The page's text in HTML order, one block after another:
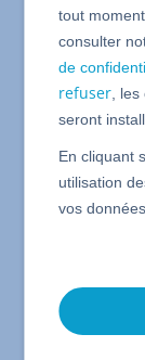
Vous
venant
IONOS
Avec
exemple
compte.
tout
consulter
de
refuser ,
seront
En cliquant
utilisation
vos